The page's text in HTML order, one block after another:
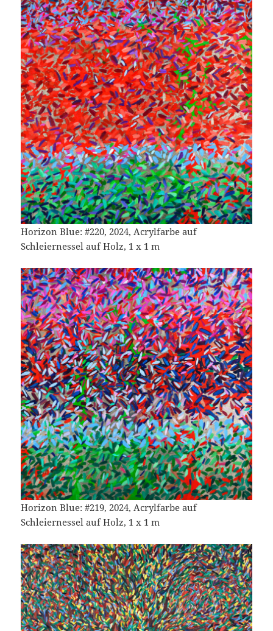
Horizon Blue: #220, 2024, Acrylfarbe auf
Schleiernessel auf Holz, 1 x 1 m
Horizon Blue: #219, 2024, Acrylfarbe auf
Schleiernessel auf Holz, 1 x 1 m